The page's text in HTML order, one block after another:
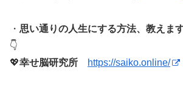
・ 思い通りの人生にする方法、教えま
👇
💖幸せ脳研究所 https://saiko.online/